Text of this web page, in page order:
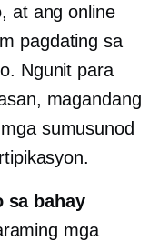
at ang online
pagdating sa
Ngunit para
magandang
sumusunod
sa bahay
mga